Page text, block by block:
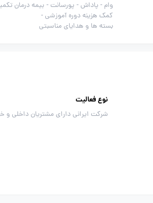
وام - پاداش - پورسانت - بیمه درمان
کمک هزینه دوره آموزشی -
بسته ها و هدایای مناسبتی
نوع فعالیت
شرکت ایرانی دارای مشتریان داخلی و